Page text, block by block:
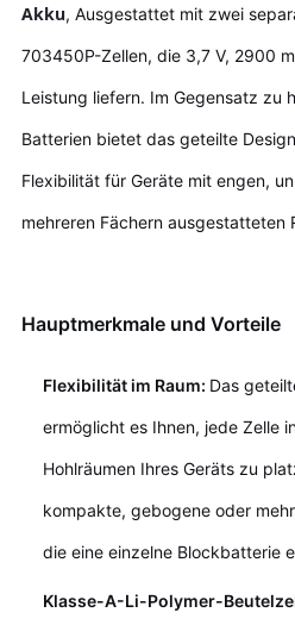
Akku, Ausgestattet mit zwei
703450P-Zellen, die 3,7 V, 2900
Leistung liefern. Im Gegensatz zu
Batterien bietet das geteilte
Flexibilität für Geräte mit engen,
mehreren Fächern ausgestatteten
Hauptmerkmale und Vorteile
Flexibilität im Raum: Das
ermöglicht es Ihnen, jede Zelle
Hohlräumen Ihres Geräts zu
kompakte, gebogene oder
die eine einzelne Blockbatterie
Klasse-A-Li-Polymer-